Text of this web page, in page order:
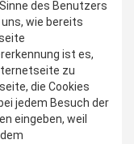
des Benutzers
wie bereits
ist es,
zu
die Cookies
jedem Besuch der
eingeben, weil